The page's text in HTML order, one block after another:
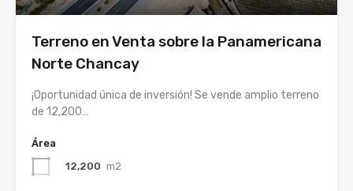
Terreno en Venta sobre la Panamericana
Norte Chancay
¡Oportunidad única de inversión! Se vende amplio terreno
de 12,200…
Área
12,200 m2